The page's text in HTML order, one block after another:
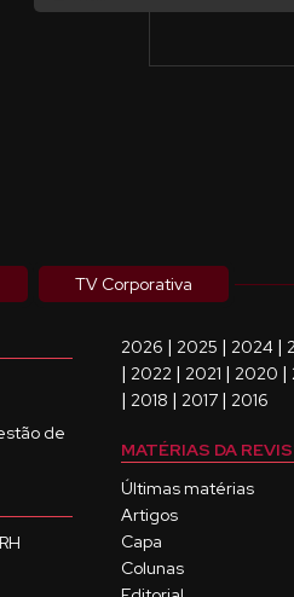
TV Corporativa
de
2026 | 2025 | 2024 |
| 2022| 2021 | 2020 |
| 2018 | 2017| 2016
MATÉRIAS DA
Últimas matérias
Artigos
Capa
Colunas